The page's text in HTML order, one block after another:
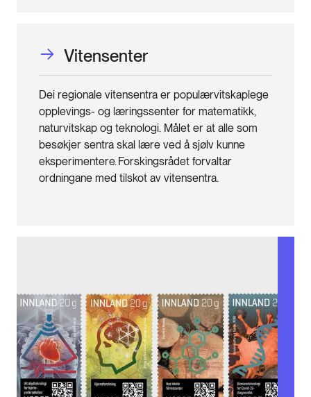
Vitensenter
Dei regionale vitensentra er populærvitskaplege
opplevings- og læringssenter for matematikk,
naturvitskap og teknologi. Målet er at alle som
besøkjer sentra skal lære ved å sjølv kunne
eksperimentere. Forskingsrådet forvaltar
ordningane med tilskot av vitensentra.